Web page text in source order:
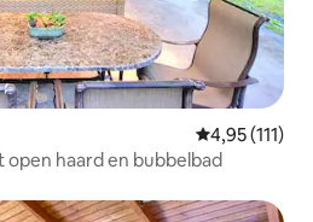
Gemiddelde
4,95 (111)
haard en bubbelbad